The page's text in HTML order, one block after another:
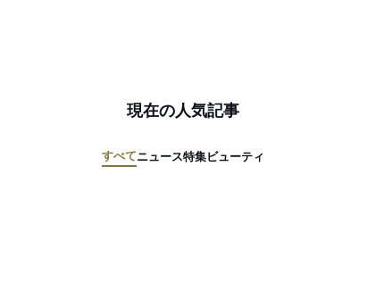
現在の人気記事
すべてニュース特集ビューティ